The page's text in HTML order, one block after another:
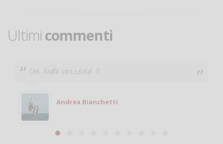
Ultimi commenti
Che figata pazzesca! :O
Andrea Bianchetti